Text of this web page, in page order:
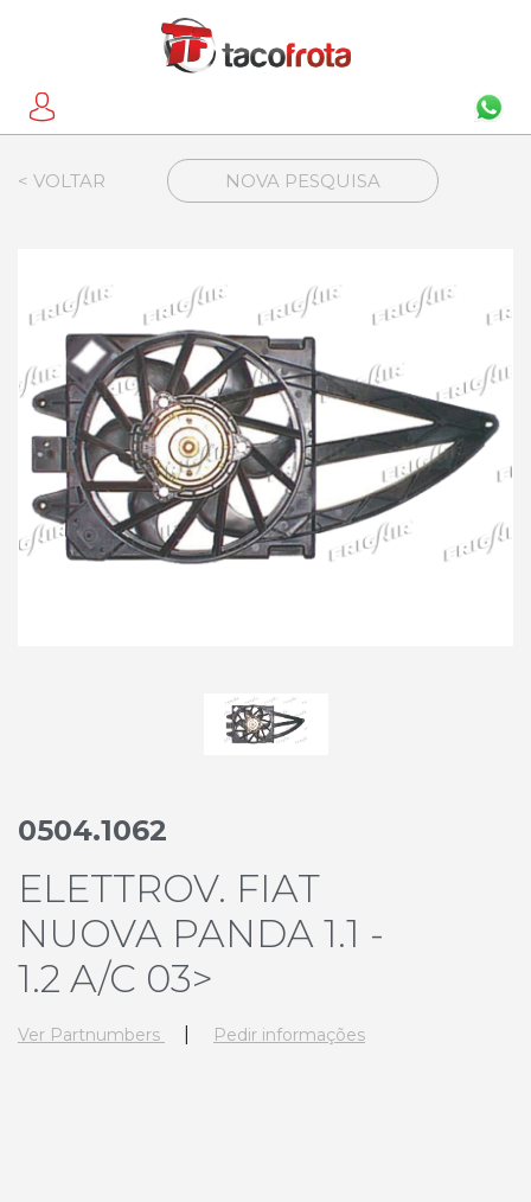
< VOLTAR NOVA PESQUISA
0504.1062
ELETTROV. FIAT
NUOVA PANDA 1.1 -
1.2 A/C 03>
Ver Partnumbers Pedir informações